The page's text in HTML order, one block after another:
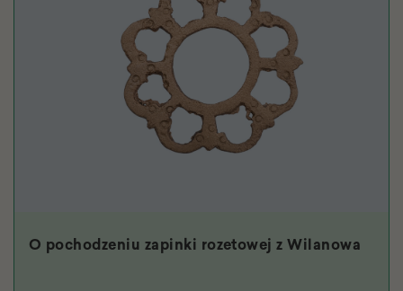
O pochodzeniu zapinki rozetowej z Wilanowa